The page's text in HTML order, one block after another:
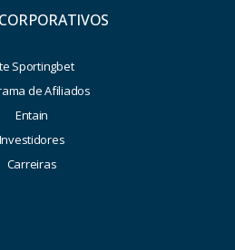
Sportingbet
de Afiliados
Entain
Investidores
Carreiras